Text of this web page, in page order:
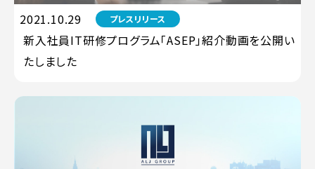
2021.10.29 プレスリリース
新入社員IT研修プログラム「ASEP」紹介動画を公開い
たしました